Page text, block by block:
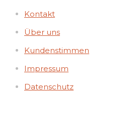
Kontakt
Über uns
Kundenstimmen
Impressum
Datenschutz